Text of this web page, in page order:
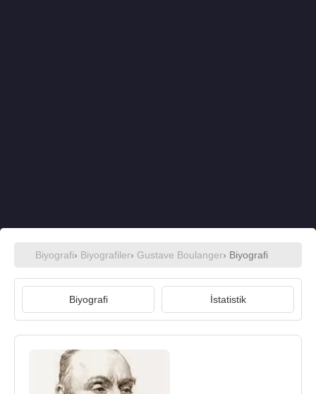
Biyografi› Biyografiler› Gustave Boulanger› Biyografi
Biyografi İstatistik